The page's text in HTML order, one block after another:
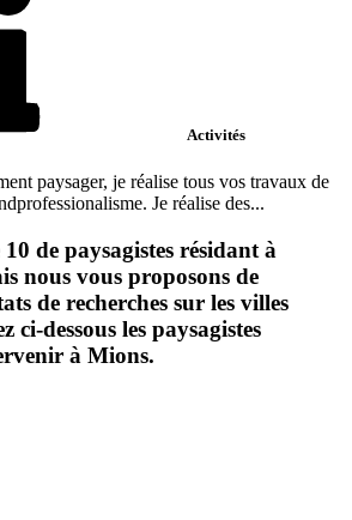
Activités
paysager, je réalise tous vos travaux de
Je réalise des...
de paysagistes résidant à
nous vous proposons de
de recherches sur les villes
ci-dessous les paysagistes
à Mions.